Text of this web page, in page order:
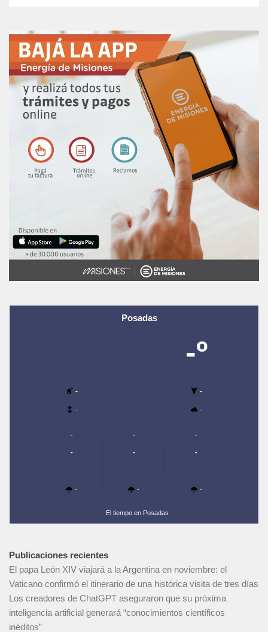
Posadas
-º
- -
- -
-
-
-
-
-
-
-
-
-
El tiempo en Posadas
Publicaciones recientes
El papa León XIV viajará a la Argentina en noviembre: el
Vaticano confirmó el itinerario de una histórica visita de tres días
Los creadores de ChatGPT aseguraron que su próxima
inteligencia artificial generará “conocimientos científicos
inéditos”